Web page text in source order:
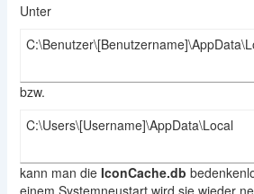
Unter
bzw.
C:\Users\[Username]\AppData\Local
kann man die IconCache.db
einem Systemneustart wird sie wieder